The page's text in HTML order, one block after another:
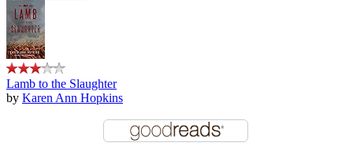
Lamb to the Slaughter
by Karen Ann Hopkins